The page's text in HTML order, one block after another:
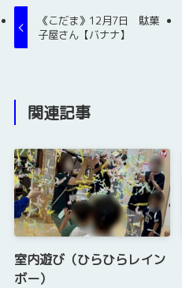
《こだま》12月7日 駄菓
子屋さん【バナナ】
関連記事
室内遊び（ひらひらレイン
ボー）